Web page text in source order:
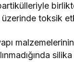
toksik